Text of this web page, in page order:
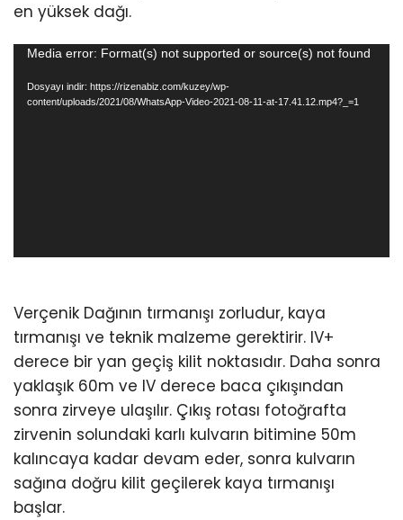
en yüksek dağı.
Video
oynatıcı
Media error: Format(s) not supported or source(s) not found
Dosyayı indir: https://rizenabiz.com/kuzey/wp-
content/uploads/2021/08/WhatsApp-Video-2021-08-11-at-17.41.12.mp4?_=1
Verçenik Dağının tırmanışı zorludur, kaya
tırmanışı ve teknik malzeme gerektirir. IV+
derece bir yan geçiş kilit noktasıdır. Daha sonra
yaklaşık 60m ve IV derece baca çıkışından
sonra zirveye ulaşılır. Çıkış rotası fotoğrafta
zirvenin solundaki karlı kulvarın bitimine 50m
kalıncaya kadar devam eder, sonra kulvarın
sağına doğru kilit geçilerek kaya tırmanışı
başlar.